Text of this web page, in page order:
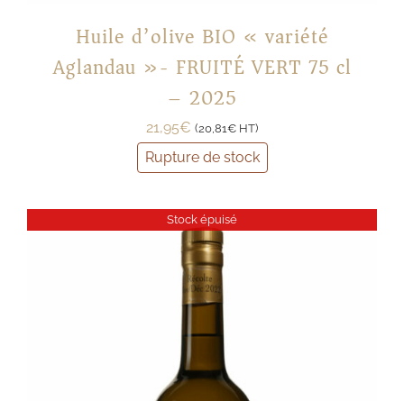
Huile d’olive BIO « variété
Aglandau »- FRUITÉ VERT 75 cl
– 2025
21,95€ (20,81€ HT)
Rupture de stock
Stock épuisé